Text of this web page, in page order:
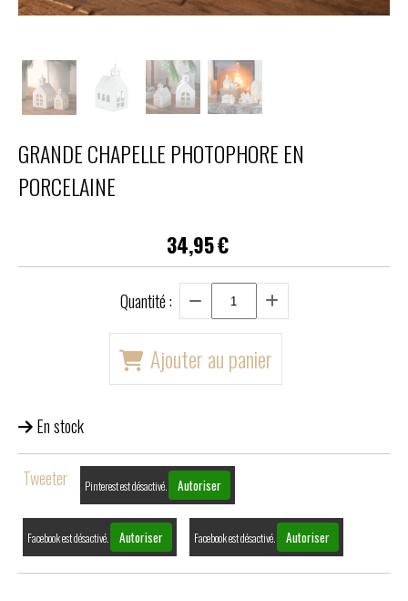
GRANDE CHAPELLE PHOTOPHORE EN
PORCELAINE
34,95€
Quantité :
Ajouter au panier
En stock
Tweeter Pinterest est désactivé. Autoriser
Facebook est désactivé. Autoriser Facebook est désactivé. Autoriser